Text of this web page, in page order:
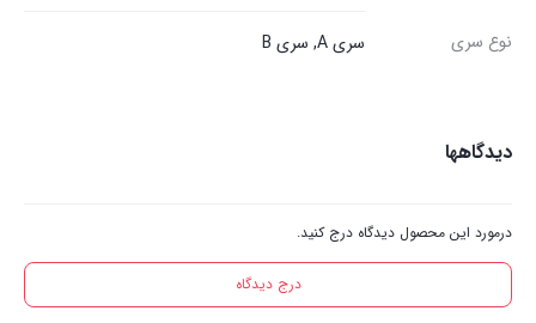
نوع سری سری A, سری B
دیدگاهها
درمورد این محصول دیدگاه درج کنید.
درج دیدگاه